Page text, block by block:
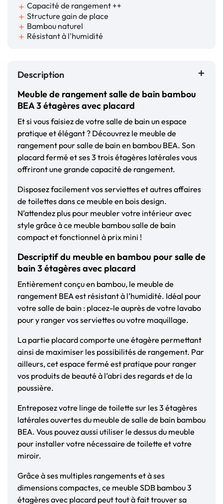
add Capacité de rangement ++
add Structure gain de place
add Bambou naturel
add Résistant à l'humidité
Description
Meuble de rangement salle de bain bambou
BEA 3 étagères avec placard
Et si vous faisiez de votre salle de bain un espace
pratique et élégant ? Découvrez le meuble de
rangement pour salle de bain en bambou BEA. Son
placard fermé et ses 3 trois étagères latérales vous
offriront une grande capacité de rangement.
Disposez facilement vos serviettes et autres affaires
de toilettes dans ce meuble en bois design.
N’attendez plus pour meubler votre intérieur avec
style grâce à ce meuble bambou salle de bain
compact et fonctionnel à prix mini !
Descriptif du meuble en bambou pour salle de
bain 3 étagères avec placard
Entièrement conçu en bambou, le meuble de
rangement BEA est résistant à l’humidité. Idéal pour
votre salle de bain : placez-le auprès de votre lavabo
pour y ranger vos serviettes ou votre maquillage.
La partie placard comporte une étagère permettant
ainsi de maximiser les possibilités de rangement. Par
ailleurs, cet espace fermé est pratique pour ranger
vos produits de beauté à l’abri des regards et de la
poussière.
Entreposez votre linge de toilette sur les 3 étagères
latérales ouvertes du meuble de salle de bain bambou
BEA. Vous pouvez aussi utiliser le dessus du meuble
pour installer votre nécessaire de toilette et votre
miroir.
Grâce à ses multiples rangements et à ses
dimensions compactes, ce meuble SDB bambou 3
étagères avec placard peut tout à fait trouver sa